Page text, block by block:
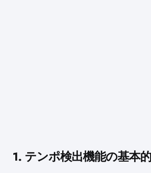
1. テンポ検出機能の基本